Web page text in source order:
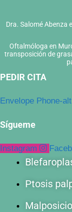
Dra. Salomé Abenza
Oftalmóloga en
transposición de
PEDIR CITA
Envelope Phone-alt
Sígueme
Instagram
Ptosis